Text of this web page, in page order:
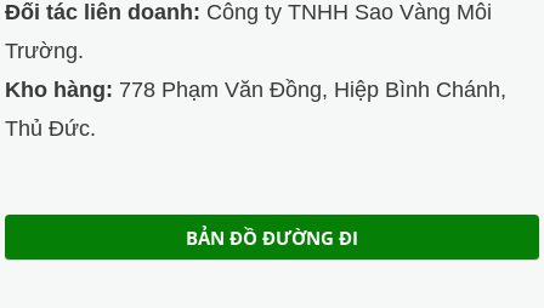
Đối tác liên doanh: Công ty TNHH Sao Vàng Môi
Trường.
Kho hàng: 778 Phạm Văn Đồng, Hiệp Bình Chánh,
Thủ Đức.
BẢN ĐỒ ĐƯỜNG ĐI